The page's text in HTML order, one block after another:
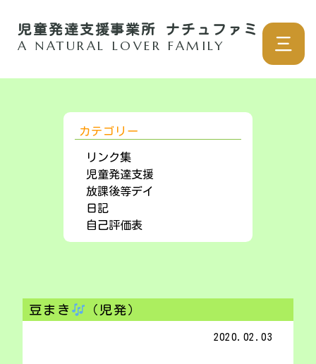
児童発達支援事業所 ナチュファミ
A NATURAL LOVER FAMILY 三
豆まき （児発）
2020.02.03
カテゴリー
リンク集
児童発達支援
放課後等デイ
日記
自己評価表